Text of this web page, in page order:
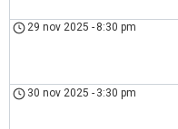
29 nov 2025 - 8:30 pm
30 nov 2025 - 3:30 pm